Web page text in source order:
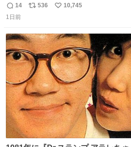
サンシャイン池崎」だったし、お
イレは「とにかく明るい安村の体勢
返
信
14
リ
ト
数
536
い
数
10,745
1日前